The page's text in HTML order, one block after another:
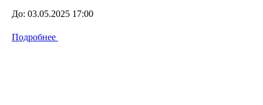
До: 03.05.2025 17:00
Подробнее